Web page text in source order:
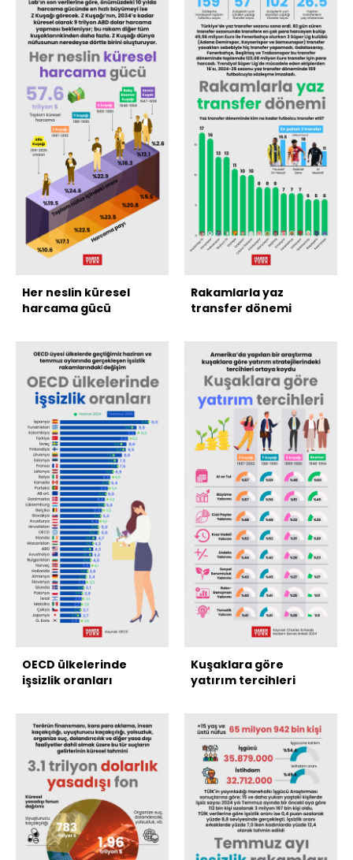
Her neslin küresel
harcama gücü
Rakamlarla yaz
transfer dönemi
OECD ülkelerinde
işsizlik oranları
Kuşaklara göre
yatırım tercihleri